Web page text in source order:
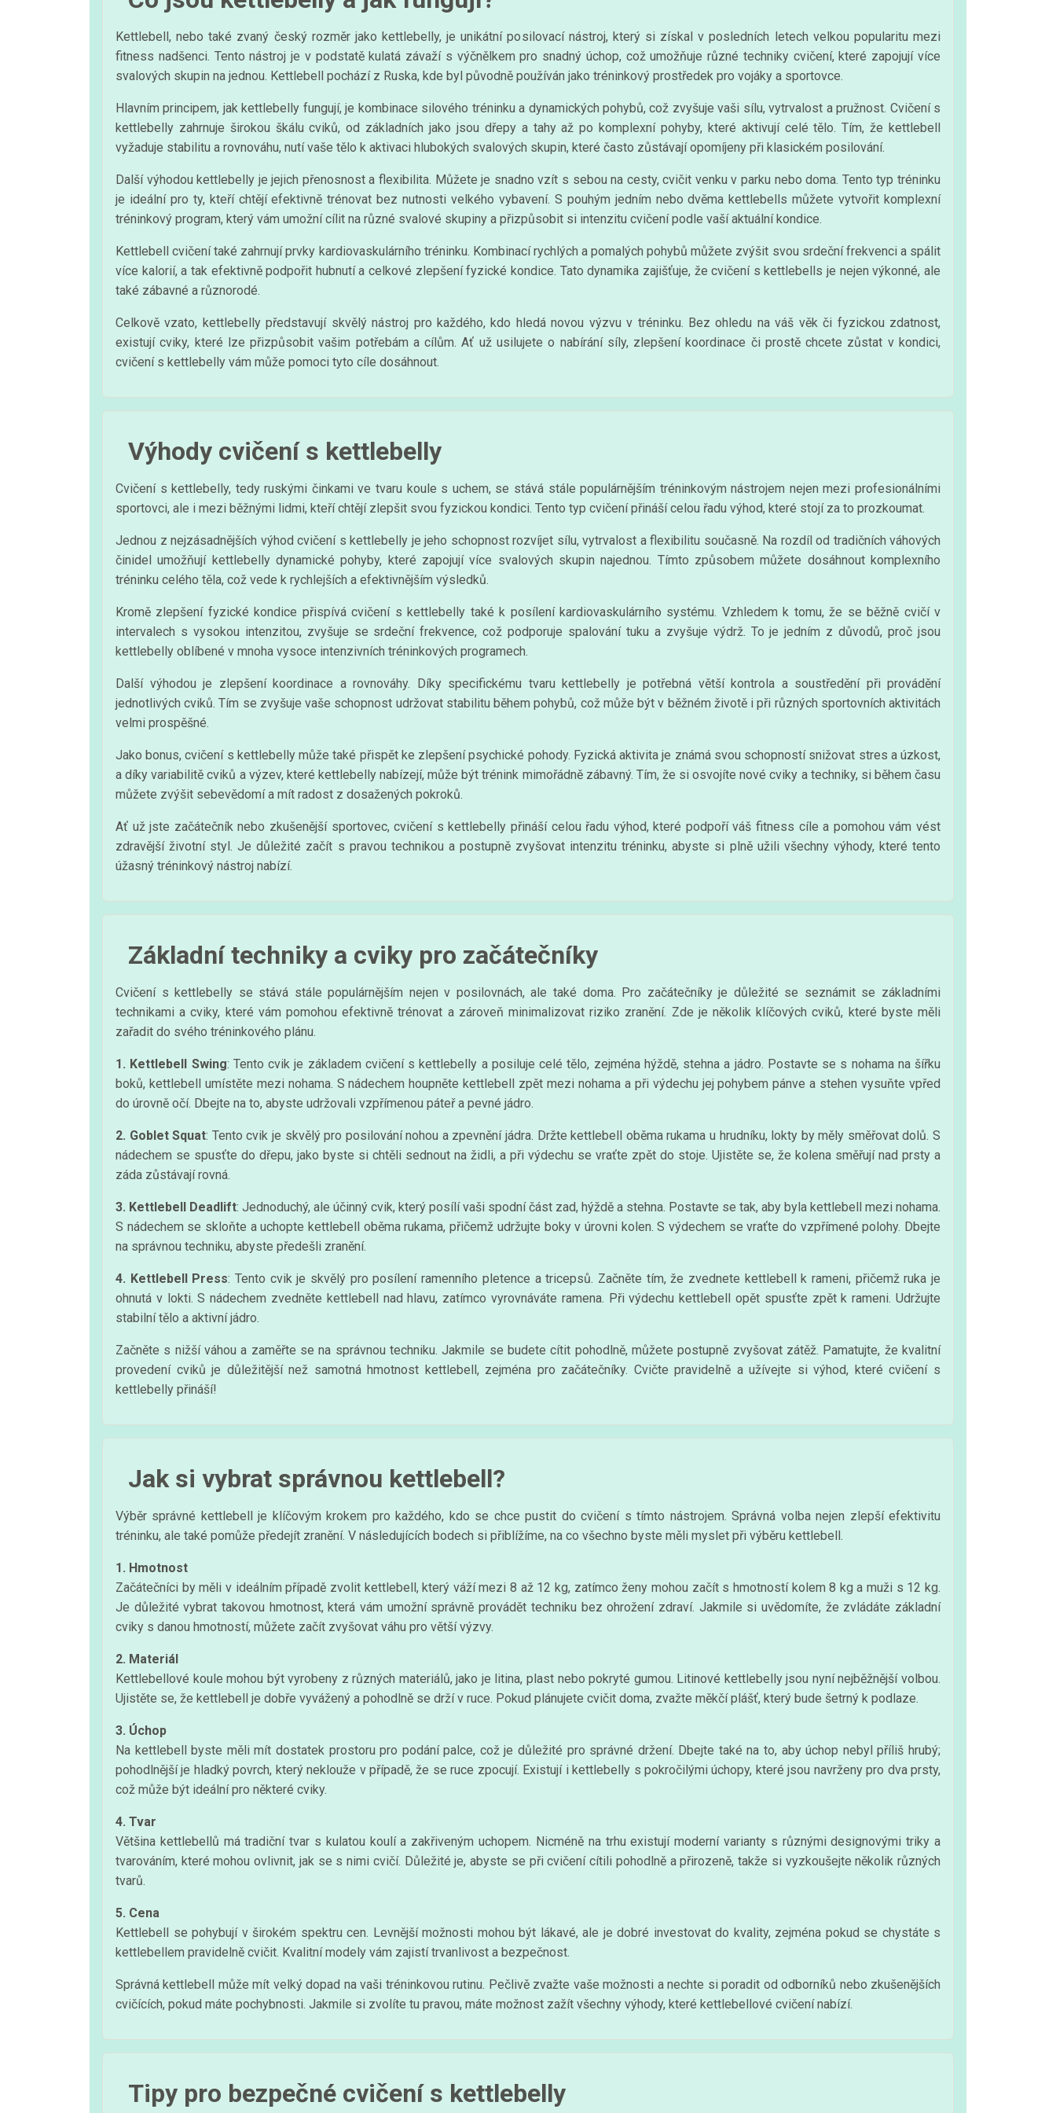
Kettlebell, nebo také zvaný český rozměr jako kettlebelly, je unikátní posilovací nástroj, který si získal v posledních letech velkou popularitu mezi
fitness nadšenci. Tento nástroj je v podstatě kulatá závaží s výčnělkem pro snadný úchop, což umožňuje různé techniky cvičení, které zapojují více
svalových skupin na jednou. Kettlebell pochází z Ruska, kde byl původně používán jako tréninkový prostředek pro vojáky a sportovce.
Hlavním principem, jak kettlebelly fungují, je kombinace silového tréninku a dynamických pohybů, což zvyšuje vaši sílu, vytrvalost a pružnost. Cvičení s
kettlebelly zahrnuje širokou škálu cviků, od základních jako jsou dřepy a tahy až po komplexní pohyby, které aktivují celé tělo. Tím, že kettlebell
vyžaduje stabilitu a rovnováhu, nutí vaše tělo k aktivaci hlubokých svalových skupin, které často zůstávají opomíjeny při klasickém posilování.
Další výhodou kettlebelly je jejich přenosnost a flexibilita. Můžete je snadno vzít s sebou na cesty, cvičit venku v parku nebo doma. Tento typ tréninku
je ideální pro ty, kteří chtějí efektivně trénovat bez nutnosti velkého vybavení. S pouhým jedním nebo dvěma kettlebells můžete vytvořit komplexní
tréninkový program, který vám umožní cílit na různé svalové skupiny a přizpůsobit si intenzitu cvičení podle vaší aktuální kondice.
Kettlebell cvičení také zahrnují prvky kardiovaskulárního tréninku. Kombinací rychlých a pomalých pohybů můžete zvýšit svou srdeční frekvenci a spálit
více kalorií, a tak efektivně podpořit hubnutí a celkové zlepšení fyzické kondice. Tato dynamika zajišťuje, že cvičení s kettlebells je nejen výkonné, ale
také zábavné a různorodé.
Celkově vzato, kettlebelly představují skvělý nástroj pro každého, kdo hledá novou výzvu v tréninku. Bez ohledu na váš věk či fyzickou zdatnost,
existují cviky, které lze přizpůsobit vašim potřebám a cílům. Ať už usilujete o nabírání síly, zlepšení koordinace či prostě chcete zůstat v kondici,
cvičení s kettlebelly vám může pomoci tyto cíle dosáhnout.
Výhody cvičení s kettlebelly
Cvičení s kettlebelly, tedy ruskými činkami ve tvaru koule s uchem, se stává stále populárnějším tréninkovým nástrojem nejen mezi profesionálními
sportovci, ale i mezi běžnými lidmi, kteří chtějí zlepšit svou fyzickou kondici. Tento typ cvičení přináší celou řadu výhod, které stojí za to prozkoumat.
Jednou z nejzásadnějších výhod cvičení s kettlebelly je jeho schopnost rozvíjet sílu, vytrvalost a flexibilitu současně. Na rozdíl od tradičních váhových
činidel umožňují kettlebelly dynamické pohyby, které zapojují více svalových skupin najednou. Tímto způsobem můžete dosáhnout komplexního
tréninku celého těla, což vede k rychlejších a efektivnějším výsledků.
Kromě zlepšení fyzické kondice přispívá cvičení s kettlebelly také k posílení kardiovaskulárního systému. Vzhledem k tomu, že se běžně cvičí v
intervalech s vysokou intenzitou, zvyšuje se srdeční frekvence, což podporuje spalování tuku a zvyšuje výdrž. To je jedním z důvodů, proč jsou
kettlebelly oblíbené v mnoha vysoce intenzivních tréninkových programech.
Další výhodou je zlepšení koordinace a rovnováhy. Díky specifickému tvaru kettlebelly je potřebná větší kontrola a soustředění při provádění
jednotlivých cviků. Tím se zvyšuje vaše schopnost udržovat stabilitu během pohybů, což může být v běžném životě i při různých sportovních aktivitách
velmi prospěšné.
Jako bonus, cvičení s kettlebelly může také přispět ke zlepšení psychické pohody. Fyzická aktivita je známá svou schopností snižovat stres a úzkost,
a díky variabilitě cviků a výzev, které kettlebelly nabízejí, může být trénink mimořádně zábavný. Tím, že si osvojíte nové cviky a techniky, si během času
můžete zvýšit sebevědomí a mít radost z dosažených pokroků.
Ať už jste začátečník nebo zkušenější sportovec, cvičení s kettlebelly přináší celou řadu výhod, které podpoří váš fitness cíle a pomohou vám vést
zdravější životní styl. Je důležité začít s pravou technikou a postupně zvyšovat intenzitu tréninku, abyste si plně užili všechny výhody, které tento
úžasný tréninkový nástroj nabízí.
Základní techniky a cviky pro začátečníky
Cvičení s kettlebelly se stává stále populárnějším nejen v posilovnách, ale také doma. Pro začátečníky je důležité se seznámit se základními
technikami a cviky, které vám pomohou efektivně trénovat a zároveň minimalizovat riziko zranění. Zde je několik klíčových cviků, které byste měli
zařadit do svého tréninkového plánu.
1. Kettlebell Swing: Tento cvik je základem cvičení s kettlebelly a posiluje celé tělo, zejména hýždě, stehna a jádro. Postavte se s nohama na šířku
boků, kettlebell umístěte mezi nohama. S nádechem houpněte kettlebell zpět mezi nohama a při výdechu jej pohybem pánve a stehen vysuňte vpřed
do úrovně očí. Dbejte na to, abyste udržovali vzpřímenou páteř a pevné jádro.
2. Goblet Squat: Tento cvik je skvělý pro posilování nohou a zpevnění jádra. Držte kettlebell oběma rukama u hrudníku, lokty by měly směřovat dolů. S
nádechem se spusťte do dřepu, jako byste si chtěli sednout na židli, a při výdechu se vraťte zpět do stoje. Ujistěte se, že kolena směřují nad prsty a
záda zůstávají rovná.
3. Kettlebell Deadlift: Jednoduchý, ale účinný cvik, který posílí vaši spodní část zad, hýždě a stehna. Postavte se tak, aby byla kettlebell mezi nohama.
S nádechem se skloňte a uchopte kettlebell oběma rukama, přičemž udržujte boky v úrovni kolen. S výdechem se vraťte do vzpřímené polohy. Dbejte
na správnou techniku, abyste předešli zranění.
4. Kettlebell Press: Tento cvik je skvělý pro posílení ramenního pletence a tricepsů. Začněte tím, že zvednete kettlebell k rameni, přičemž ruka je
ohnutá v lokti. S nádechem zvedněte kettlebell nad hlavu, zatímco vyrovnáváte ramena. Při výdechu kettlebell opět spusťte zpět k rameni. Udržujte
stabilní tělo a aktivní jádro.
Začněte s nižší váhou a zaměřte se na správnou techniku. Jakmile se budete cítit pohodlně, můžete postupně zvyšovat zátěž. Pamatujte, že kvalitní
provedení cviků je důležitější než samotná hmotnost kettlebell, zejména pro začátečníky. Cvičte pravidelně a užívejte si výhod, které cvičení s
kettlebelly přináší!
Jak si vybrat správnou kettlebell?
Výběr správné kettlebell je klíčovým krokem pro každého, kdo se chce pustit do cvičení s tímto nástrojem. Správná volba nejen zlepší efektivitu
tréninku, ale také pomůže předejít zranění. V následujících bodech si přiblížíme, na co všechno byste měli myslet při výběru kettlebell.
1. Hmotnost
Začátečníci by měli v ideálním případě zvolit kettlebell, který váží mezi 8 až 12 kg, zatímco ženy mohou začít s hmotností kolem 8 kg a muži s 12 kg.
Je důležité vybrat takovou hmotnost, která vám umožní správně provádět techniku bez ohrožení zdraví. Jakmile si uvědomíte, že zvládáte základní
cviky s danou hmotností, můžete začít zvyšovat váhu pro větší výzvy.
2. Materiál
Kettlebellové koule mohou být vyrobeny z různých materiálů, jako je litina, plast nebo pokryté gumou. Litinové kettlebelly jsou nyní nejběžnější volbou.
Ujistěte se, že kettlebell je dobře vyvážený a pohodlně se drží v ruce. Pokud plánujete cvičit doma, zvažte měkčí plášť, který bude šetrný k podlaze.
3. Úchop
Na kettlebell byste měli mít dostatek prostoru pro podání palce, což je důležité pro správné držení. Dbejte také na to, aby úchop nebyl příliš hrubý;
pohodlnější je hladký povrch, který neklouže v případě, že se ruce zpocují. Existují i kettlebelly s pokročilými úchopy, které jsou navrženy pro dva prsty,
což může být ideální pro některé cviky.
4. Tvar
Většina kettlebellů má tradiční tvar s kulatou koulí a zakřiveným uchopem. Nicméně na trhu existují moderní varianty s různými designovými triky a
tvarováním, které mohou ovlivnit, jak se s nimi cvičí. Důležité je, abyste se při cvičení cítili pohodlně a přirozeně, takže si vyzkoušejte několik různých
tvarů.
5. Cena
Kettlebell se pohybují v širokém spektru cen. Levnější možnosti mohou být lákavé, ale je dobré investovat do kvality, zejména pokud se chystáte s
kettlebellem pravidelně cvičit. Kvalitní modely vám zajistí trvanlivost a bezpečnost.
Správná kettlebell může mít velký dopad na vaši tréninkovou rutinu. Pečlivě zvažte vaše možnosti a nechte si poradit od odborníků nebo zkušenějších
cvičících, pokud máte pochybnosti. Jakmile si zvolíte tu pravou, máte možnost zažít všechny výhody, které kettlebellové cvičení nabízí.
Tipy pro bezpečné cvičení s kettlebelly